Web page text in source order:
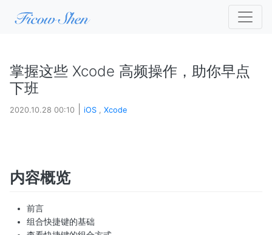
掌握这些 Xcode 高频操作，助你早点
下班
2020.10.28 00:10 iOS , Xcode
内容概览
前言
组合快捷键的基础